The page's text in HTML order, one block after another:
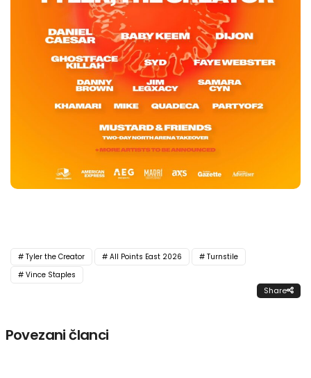
Tyler the Creator All Points East 2026
Turnstile
Vince Staples
Share
Povezani članci